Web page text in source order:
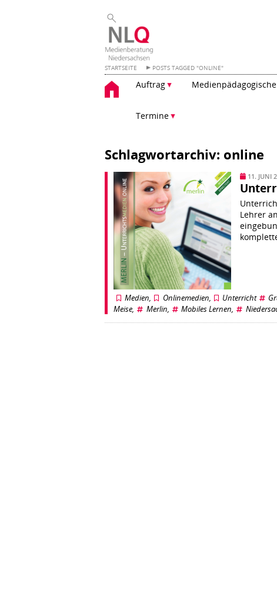
STARTSEITE POSTS TAGGED "ONLINE"
Zum
Inhalt
Auftrag
Termine
Schlagwortarchiv: online
11. JUNI
Lehrer
Medien, Onlinemedien, Unterricht
Meise, Merlin, Mobiles Lernen,